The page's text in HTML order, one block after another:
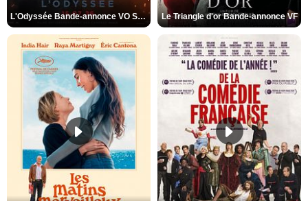
L'Odyssée Bande-annonce VO STFR Le Triangle d'or Bande-annonce VF